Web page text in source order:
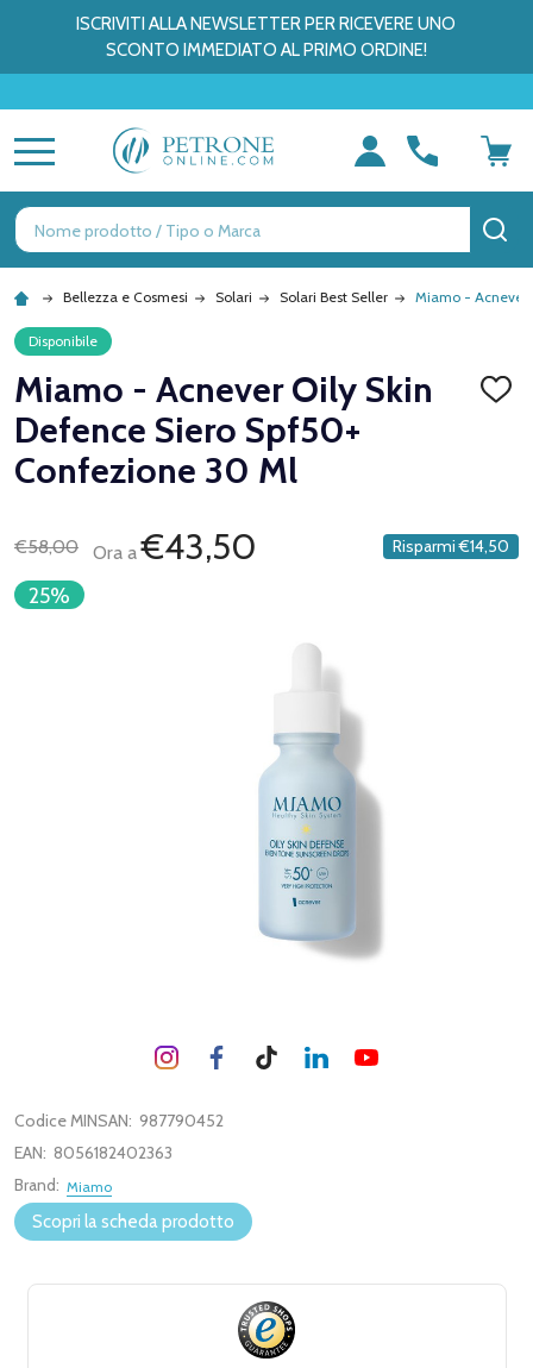
ISCRIVITI ALLA NEWSLETTER PER RICEVERE UNO
SCONTO IMMEDIATO AL PRIMO ORDINE!
Ricerca
Bellezza e Cosmesi Solari Solari Best Seller Miamo - Acnever
Disponibile
Miamo - Acnever Oily Skin
Defence Siero Spf50+
Confezione 30 Ml
€58,00 Ora a€43,50 Risparmi €14,50
25%
Codice MINSAN: 987790452
EAN: 8056182402363
Brand: Miamo
Scopri la scheda prodotto